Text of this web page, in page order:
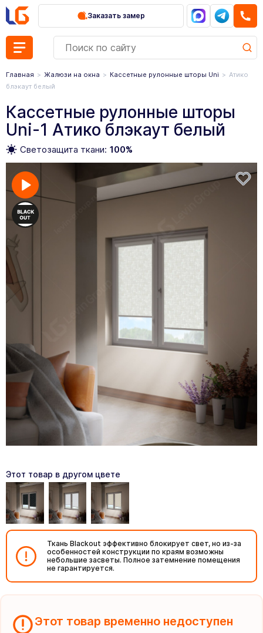
Заказать замер
Главная Жалюзи на окна Кассетные рулонные шторы Uni
Атико
блэкаут белый
Кассетные рулонные шторы
Uni-1 Атико блэкаут белый
Светозащита ткани: 100%
Этот товар в другом цвете
Ткань Blackout эффективно блокирует свет, но из-за
особенностей конструкции по краям возможны
небольшие засветы. Полное затемнение помещения
не гарантируется.
Этот товар временно недоступен